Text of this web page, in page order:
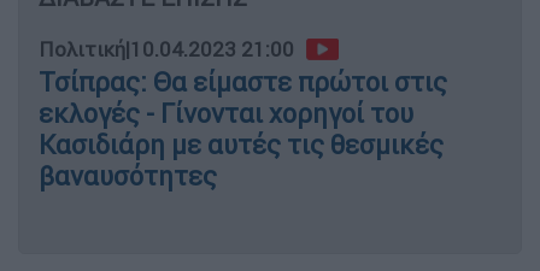
Πολιτική|10.04.2023 21:00
Τσίπρας: Θα είμαστε πρώτοι στις
εκλογές - Γίνονται χορηγοί του
Κασιδιάρη με αυτές τις θεσμικές
βαναυσότητες